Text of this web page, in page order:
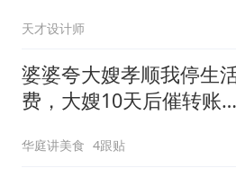
天才设计师
婆婆夸大嫂孝顺我停生
费，大嫂10天后催转账，
华庭讲美食 4跟贴